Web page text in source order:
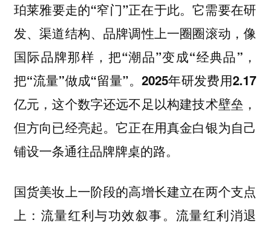
珀莱雅要走的“窄门”正在于此。它需要在研
发、渠道结构、品牌调性上一圈圈滚动，像
国际品牌那样，把“潮品”变成“经典品”，
把“流量”做成“留量”。2025年研发费用2.17
亿元，这个数字还远不足以构建技术壁垒，
但方向已经亮起。它正在用真金白银为自己
铺设一条通往品牌牌桌的路。
国货美妆上一阶段的高增长建立在两个支点
上：流量红利与功效叙事。流量红利消退